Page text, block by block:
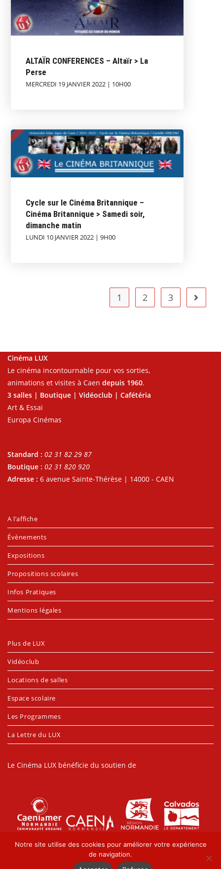
ALTAÏR CONFERENCES – Altaïr > La
Perse
MERCREDI 19 JANVIER 2022 | 10H00
Cycle sur le Cinéma Britannique –
Cinéma Britannique > Samedi soir,
dimanche matin
LUNDI 10 JANVIER 2022 | 9H00
1 2 3
Cinéma LUX
Le cinéma incontournable pour vos sorties,
animations et visites à Caen depuis 1960.
3 salles | Boutique | Vidéoclub | Cafétéria
Art & Essai
Europa Cinémas
Standard : 02 31 82 29 87
Boutique : 02 31 820 920
Adresse : 6 avenue Sainte-Thérèse | 14000 - CAEN
A l’affiche
Évènements
Expositions
Propositions scolaires
Infos Pratiques
Mentions légales
Plus de LUX
Vidéoclub
Locations de salles
Espace scolaire
Les Programmes
La Lettre du LUX
Le Cinéma LUX bénéficie du soutien de
Notre site utilise des cookies pour améliorer votre expérience
de navigation.